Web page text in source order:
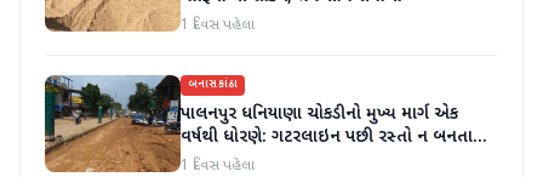
1 દિવસ પહેલા
બનાસકાંઠા
પાલનપુર ધનિયાણા ચોકડીનો મુખ્ય માર્ગ એક
વર્ષથી ધોરણે: ગટરલાઇન પછી રસ્તો ન બનતા
હાલાકી
1 દિવસ પહેલા